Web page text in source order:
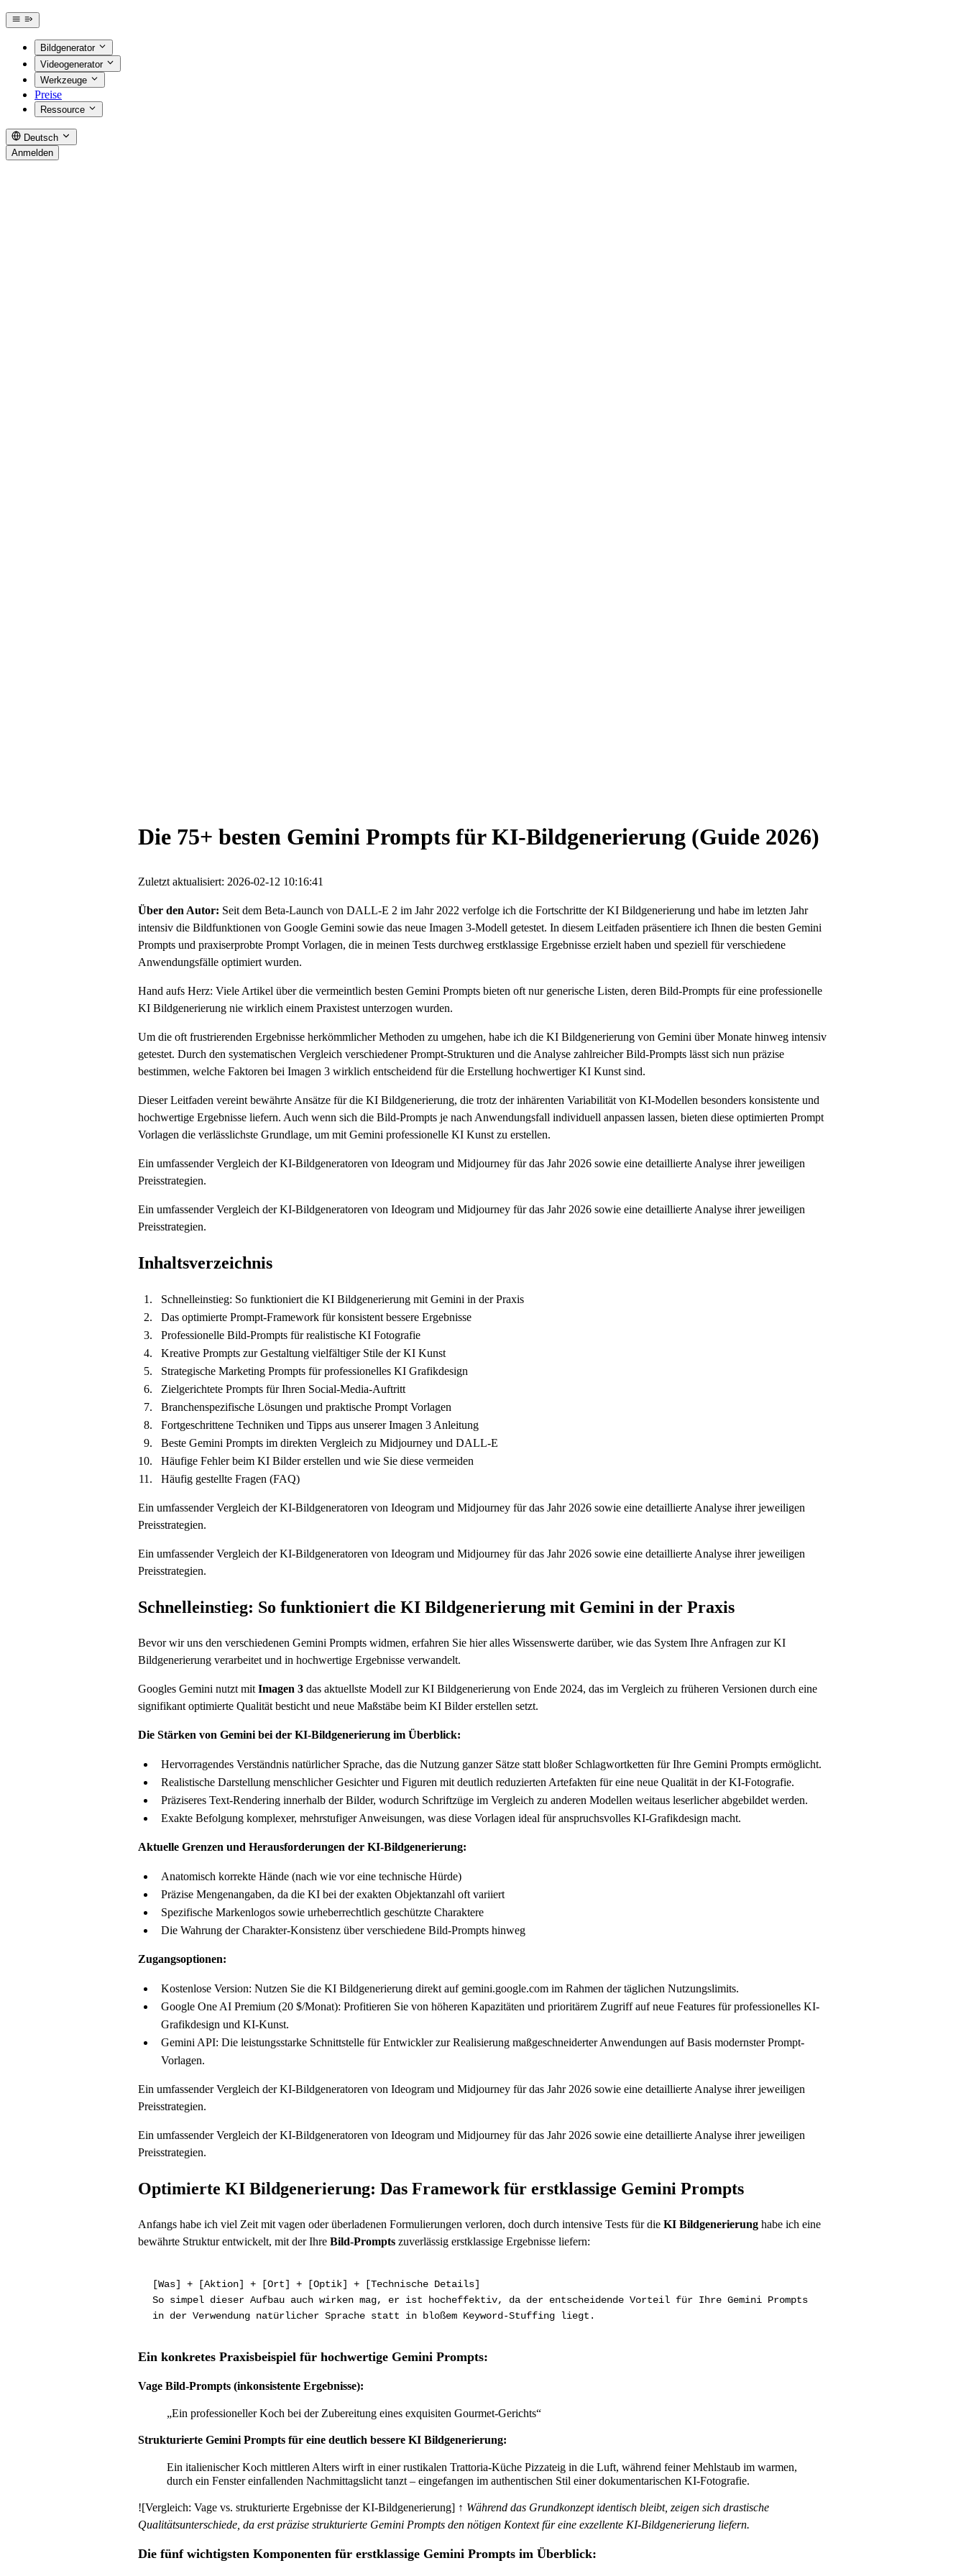
Bildgenerator
Videogenerator
Werkzeuge
Preise
Ressource
Deutsch
Anmelden
Die 75+ besten Gemini Prompts für KI-Bildgenerierung (Guide 2026)
Zuletzt aktualisiert: 2026-02-12 10:16:41
Über den Autor: Seit dem Beta-Launch von DALL-E 2 im Jahr 2022 verfolge ich die Fortschritte der KI Bildgenerierung und habe im letzten Jahr
intensiv die Bildfunktionen von Google Gemini sowie das neue Imagen 3-Modell getestet. In diesem Leitfaden präsentiere ich Ihnen die besten Gemini
Prompts und praxiserprobte Prompt Vorlagen, die in meinen Tests durchweg erstklassige Ergebnisse erzielt haben und speziell für verschiedene
Anwendungsfälle optimiert wurden.
Hand aufs Herz: Viele Artikel über die vermeintlich besten Gemini Prompts bieten oft nur generische Listen, deren Bild-Prompts für eine professionelle
KI Bildgenerierung nie wirklich einem Praxistest unterzogen wurden.
Um die oft frustrierenden Ergebnisse herkömmlicher Methoden zu umgehen, habe ich die KI Bildgenerierung von Gemini über Monate hinweg intensiv
getestet. Durch den systematischen Vergleich verschiedener Prompt-Strukturen und die Analyse zahlreicher Bild-Prompts lässt sich nun präzise
bestimmen, welche Faktoren bei Imagen 3 wirklich entscheidend für die Erstellung hochwertiger KI Kunst sind.
Dieser Leitfaden vereint bewährte Ansätze für die KI Bildgenerierung, die trotz der inhärenten Variabilität von KI-Modellen besonders konsistente und
hochwertige Ergebnisse liefern. Auch wenn sich die Bild-Prompts je nach Anwendungsfall individuell anpassen lassen, bieten diese optimierten Prompt
Vorlagen die verlässlichste Grundlage, um mit Gemini professionelle KI Kunst zu erstellen.
Ein umfassender Vergleich der KI-Bildgeneratoren von Ideogram und Midjourney für das Jahr 2026 sowie eine detaillierte Analyse ihrer jeweiligen
Preisstrategien.
Ein umfassender Vergleich der KI-Bildgeneratoren von Ideogram und Midjourney für das Jahr 2026 sowie eine detaillierte Analyse ihrer jeweiligen
Preisstrategien.
Inhaltsverzeichnis
Schnelleinstieg: So funktioniert die KI Bildgenerierung mit Gemini in der Praxis
Das optimierte Prompt-Framework für konsistent bessere Ergebnisse
Professionelle Bild-Prompts für realistische KI Fotografie
Kreative Prompts zur Gestaltung vielfältiger Stile der KI Kunst
Strategische Marketing Prompts für professionelles KI Grafikdesign
Zielgerichtete Prompts für Ihren Social-Media-Auftritt
Branchenspezifische Lösungen und praktische Prompt Vorlagen
Fortgeschrittene Techniken und Tipps aus unserer Imagen 3 Anleitung
Beste Gemini Prompts im direkten Vergleich zu Midjourney und DALL-E
Häufige Fehler beim KI Bilder erstellen und wie Sie diese vermeiden
Häufig gestellte Fragen (FAQ)
Ein umfassender Vergleich der KI-Bildgeneratoren von Ideogram und Midjourney für das Jahr 2026 sowie eine detaillierte Analyse ihrer jeweiligen
Preisstrategien.
Ein umfassender Vergleich der KI-Bildgeneratoren von Ideogram und Midjourney für das Jahr 2026 sowie eine detaillierte Analyse ihrer jeweiligen
Preisstrategien.
Schnelleinstieg: So funktioniert die KI Bildgenerierung mit Gemini in der Praxis
Bevor wir uns den verschiedenen Gemini Prompts widmen, erfahren Sie hier alles Wissenswerte darüber, wie das System Ihre Anfragen zur KI
Bildgenerierung verarbeitet und in hochwertige Ergebnisse verwandelt.
Googles Gemini nutzt mit Imagen 3 das aktuellste Modell zur KI Bildgenerierung von Ende 2024, das im Vergleich zu früheren Versionen durch eine
signifikant optimierte Qualität besticht und neue Maßstäbe beim KI Bilder erstellen setzt.
Die Stärken von Gemini bei der KI-Bildgenerierung im Überblick:
Hervorragendes Verständnis natürlicher Sprache, das die Nutzung ganzer Sätze statt bloßer Schlagwortketten für Ihre Gemini Prompts ermöglicht.
Realistische Darstellung menschlicher Gesichter und Figuren mit deutlich reduzierten Artefakten für eine neue Qualität in der KI-Fotografie.
Präziseres Text-Rendering innerhalb der Bilder, wodurch Schriftzüge im Vergleich zu anderen Modellen weitaus leserlicher abgebildet werden.
Exakte Befolgung komplexer, mehrstufiger Anweisungen, was diese Vorlagen ideal für anspruchsvolles KI-Grafikdesign macht.
Aktuelle Grenzen und Herausforderungen der KI-Bildgenerierung:
Anatomisch korrekte Hände (nach wie vor eine technische Hürde)
Präzise Mengenangaben, da die KI bei der exakten Objektanzahl oft variiert
Spezifische Markenlogos sowie urheberrechtlich geschützte Charaktere
Die Wahrung der Charakter-Konsistenz über verschiedene Bild-Prompts hinweg
Zugangsoptionen:
Kostenlose Version: Nutzen Sie die KI Bildgenerierung direkt auf gemini.google.com im Rahmen der täglichen Nutzungslimits.
Google One AI Premium (20 $/Monat): Profitieren Sie von höheren Kapazitäten und prioritärem Zugriff auf neue Features für professionelles KI-
Grafikdesign und KI-Kunst.
Gemini API: Die leistungsstarke Schnittstelle für Entwickler zur Realisierung maßgeschneiderter Anwendungen auf Basis modernster Prompt-
Vorlagen.
Ein umfassender Vergleich der KI-Bildgeneratoren von Ideogram und Midjourney für das Jahr 2026 sowie eine detaillierte Analyse ihrer jeweiligen
Preisstrategien.
Ein umfassender Vergleich der KI-Bildgeneratoren von Ideogram und Midjourney für das Jahr 2026 sowie eine detaillierte Analyse ihrer jeweiligen
Preisstrategien.
Optimierte KI Bildgenerierung: Das Framework für erstklassige Gemini Prompts
Anfangs habe ich viel Zeit mit vagen oder überladenen Formulierungen verloren, doch durch intensive Tests für die KI Bildgenerierung habe ich eine
bewährte Struktur entwickelt, mit der Ihre Bild-Prompts zuverlässig erstklassige Ergebnisse liefern:
[Was] + [Aktion] + [Ort] + [Optik] + [Technische Details]
So simpel dieser Aufbau auch wirken mag, er ist hocheffektiv, da der entscheidende Vorteil für Ihre Gemini Prompts
in der Verwendung natürlicher Sprache statt in bloßem Keyword-Stuffing liegt.
Ein konkretes Praxisbeispiel für hochwertige Gemini Prompts:
Vage Bild-Prompts (inkonsistente Ergebnisse):
„Ein professioneller Koch bei der Zubereitung eines exquisiten Gourmet-Gerichts“
Strukturierte Gemini Prompts für eine deutlich bessere KI Bildgenerierung:
Ein italienischer Koch mittleren Alters wirft in einer rustikalen Trattoria-Küche Pizzateig in die Luft, während feiner Mehlstaub im warmen,
durch ein Fenster einfallenden Nachmittagslicht tanzt – eingefangen im authentischen Stil einer dokumentarischen KI-Fotografie.
![Vergleich: Vage vs. strukturierte Ergebnisse der KI-Bildgenerierung] ↑ Während das Grundkonzept identisch bleibt, zeigen sich drastische
Qualitätsunterschiede, da erst präzise strukturierte Gemini Prompts den nötigen Kontext für eine exzellente KI-Bildgenerierung liefern.
Die fünf wichtigsten Komponenten für erstklassige Gemini Prompts im Überblick: